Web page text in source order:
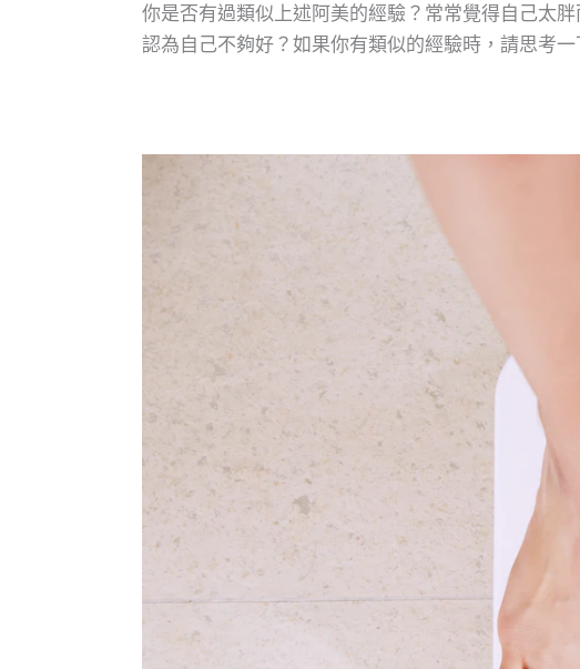
你是否有過類似上述阿美的經驗？常常覺得自己太
認為自己不夠好？如果你有類似的經驗時，請思考